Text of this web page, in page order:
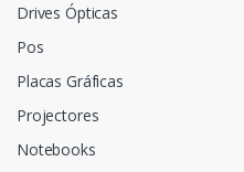
Drives Ópticas
Pos
Placas Gráficas
Projectores
Notebooks